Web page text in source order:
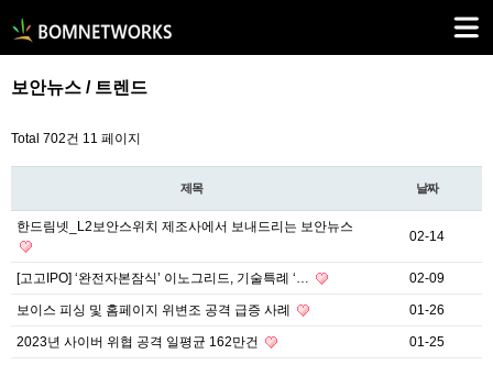
보안뉴스 / 트렌드
Total 702건 11 페이지
제목 날짜
한드림넷_L2보안스위치 제조사에서 보내드리는 보안뉴스
02-14
[고고IPO] ‘완전자본잠식’ 이노그리드, 기술특례 ‘… 02-09
보이스 피싱 및 홈페이지 위변조 공격 급증 사례 01-26
2023년 사이버 위협 공격 일평균 162만건 01-25